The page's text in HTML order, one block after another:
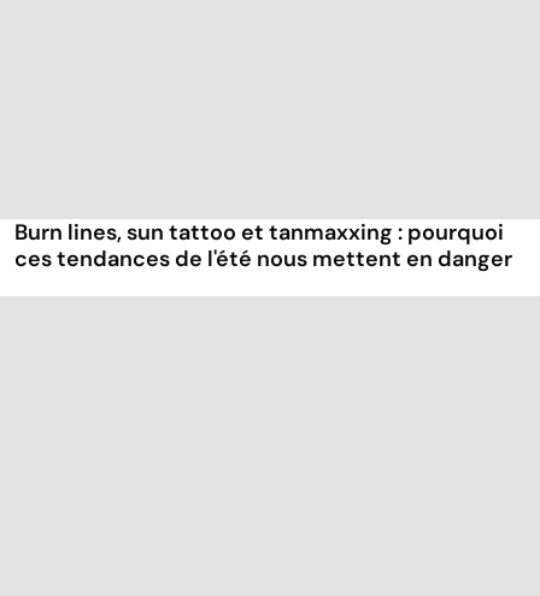
Burn lines, sun tattoo et tanmaxxing : pourquoi
ces tendances de l'été nous mettent en danger